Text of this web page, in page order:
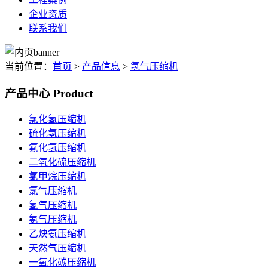
企业资质
联系我们
当前位置： 首页 > 产品信息 > 氢气压缩机
产品中心 Product
氯化氢压缩机
硫化氢压缩机
氟化氢压缩机
二氧化硫压缩机
氯甲烷压缩机
氯气压缩机
氢气压缩机
氨气压缩机
乙炔氨压缩机
天然气压缩机
一氧化碳压缩机